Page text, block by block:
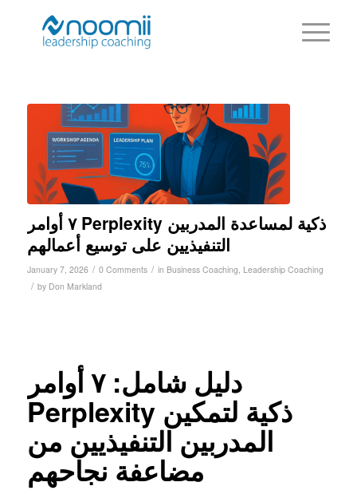
٧ أوامر Perplexity ذكية لمساعدة المدربين
التنفيذيين على توسيع أعمالهم
January 7, 2026 / 0 Comments / in Business Coaching Leadership Coaching
/ by Don Markland
دليل شامل: ٧ أوامر
Perplexity ذكية لتمكين
المدربين التنفيذيين من
مضاعفة نجاحهم